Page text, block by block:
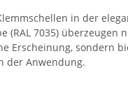
in der
(RAL 7035) überzeugen
Erscheinung, sondern
der Anwendung.